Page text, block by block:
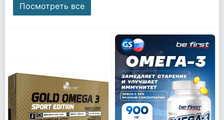
Посмотреть все